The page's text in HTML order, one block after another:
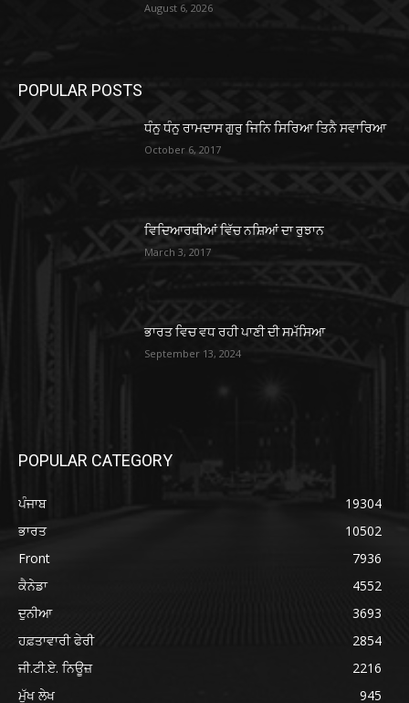
August 6, 2026
POPULAR POSTS
ਧੰਨੁ ਧੰਨੁ ਰਾਮਦਾਸ ਗੁਰੁ ਜਿਨਿ ਸਿਰਿਆ ਤਿਨੈ ਸਵਾਰਿਆ
October 6, 2017
ਵਿਦਿਆਰਥੀਆਂ ਵਿੱਚ ਨਸ਼ਿਆਂ ਦਾ ਰੁਝਾਨ
March 3, 2017
ਭਾਰਤ ਵਿਚ ਵਧ ਰਹੀ ਪਾਣੀ ਦੀ ਸਮੱਸਿਆ
September 13, 2024
POPULAR CATEGORY
ਪੰਜਾਬ
19304
ਭਾਰਤ
10502
Front
7936
ਕੈਨੇਡਾ
4552
ਦੁਨੀਆ
3693
ਹਫ਼ਤਾਵਾਰੀ ਫੇਰੀ
2854
ਜੀ.ਟੀ.ਏ. ਨਿਊਜ਼
2216
ਮੁੱਖ ਲੇਖ
945